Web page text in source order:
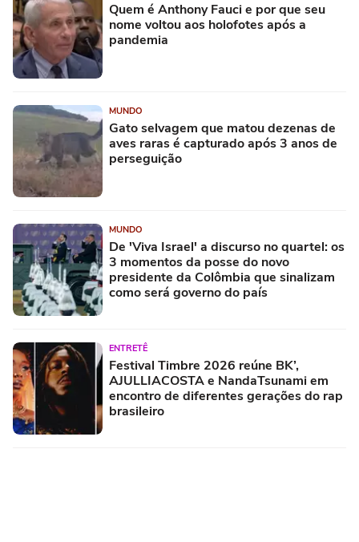
Quem é Anthony Fauci e por que seu
nome voltou aos holofotes após a
pandemia
MUNDO
Gato selvagem que matou dezenas de
aves raras é capturado após 3 anos de
perseguição
MUNDO
De 'Viva Israel' a discurso no quartel: os
3 momentos da posse do novo
presidente da Colômbia que sinalizam
como será governo do país
ENTRETÊ
Festival Timbre 2026 reúne BK’,
AJULLIACOSTA e NandaTsunami em
encontro de diferentes gerações do rap
brasileiro